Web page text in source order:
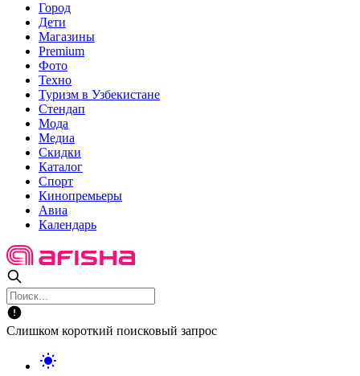
Город
Дети
Магазины
Premium
Фото
Техно
Туризм в Узбекистане
Стендап
Мода
Медиа
Скидки
Каталог
Спорт
Кинопремьеры
Авиа
Календарь
Слишком короткий поисковый запрос